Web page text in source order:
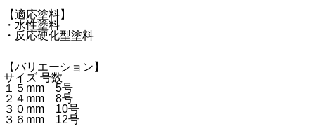
【適応塗料】
・水性塗料
・反応硬化型塗料
【バリエーション】
サイズ 号数
１５mm 5号
２４mm 8号
３０mm 10号
３６mm 12号